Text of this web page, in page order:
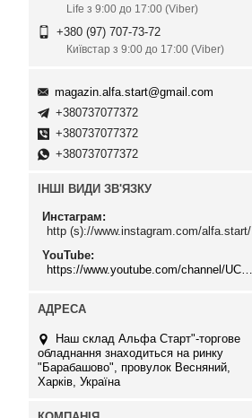
Life з 9:00 до 17:00 (Viber)
+380 (97) 707-73-72
Київстар з 9:00 до 17:00 (Viber)
magazin.alfa.start@gmail.com
+380737077372
+380737077372
+380737077372
ІНШІ ВИДИ ЗВ'ЯЗКУ
Инстаграм
http (s)://www.instagram.com/alfa.start/
YouTube
Наш склад Альфа Старт"-торгове
обладнання знаходиться на ринку
"Барабашово", провулок Весняний,
Харків, Україна